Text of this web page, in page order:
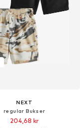
NEXT
regular Bukser
204,68 kr